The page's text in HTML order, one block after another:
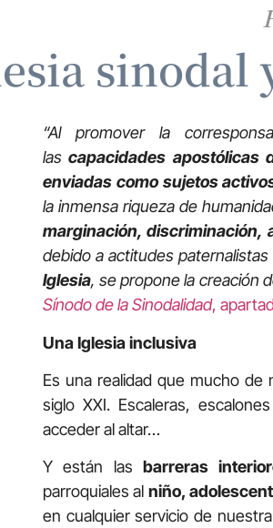
sinodal
“Al promover la
lascapacidades apostólicas
enviadas como sujetos
la inmensa riqueza de
marginación, discriminación,
debido a actitudes
Iglesia, se propone la creación
Sínodo de la Sinodalidad,
Una Iglesia inclusiva
Es una realidad que mucho
siglo XXI. Escaleras,
acceder al altar…
Y están las barreras
parroquiales al niño,
en cualquier servicio de